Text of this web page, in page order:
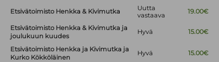
Etsivätoimisto Henkka & Kivimutka
Uutta
vastaava
19.00€
Etsivätoimisto Henkka & Kivimutka ja
joulukuun kuudes
Hyvä 15.00€
Etsivätoimisto Henkka ja Kivimutka ja
Kurko Kökköläinen
Hyvä 15.00€